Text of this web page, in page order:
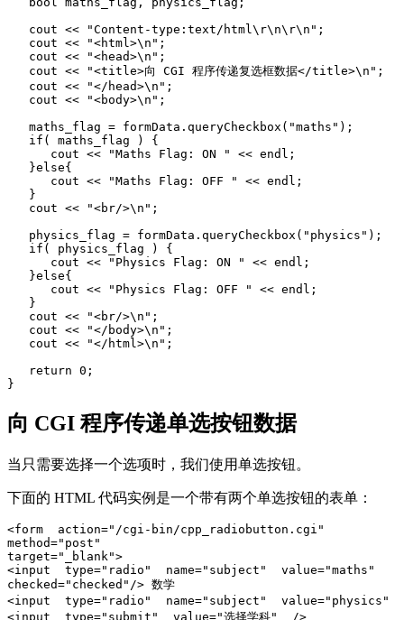
   cout << "Content-type:text/html\r\n\r\n";
   cout << "<html>\n";
   cout << "<head>\n";
   cout << "<title>向 CGI 程序传递复选框数据</title>\n";
   cout << "</head>\n";
   cout << "<body>\n";
   maths_flag = formData.queryCheckbox("maths");
   if( maths_flag ) {
      cout << "Maths Flag: ON " << endl;
   }else{
      cout << "Maths Flag: OFF " << endl;
   }
   cout << "<br/>\n";
   physics_flag = formData.queryCheckbox("physics");
   if( physics_flag ) {
      cout << "Physics Flag: ON " << endl;
   }else{
      cout << "Physics Flag: OFF " << endl;
   }
   cout << "<br/>\n";
   cout << "</body>\n";
   cout << "</html>\n";
   return 0;
向 CGI 程序传递单选按钮数据
当只需要选择一个选项时，我们使用单选按钮。
下面的 HTML 代码实例是一个带有两个单选按钮的表单：
<form  action="/cgi-bin/cpp_radiobutton.cgi"
method="post"
target="_blank">
<input  type="radio"  name="subject"  value="maths"
checked="checked"/> 数学
<input  type="radio"  name="subject"  value="physics"
<input  type="submit"  value="选择学科"  />